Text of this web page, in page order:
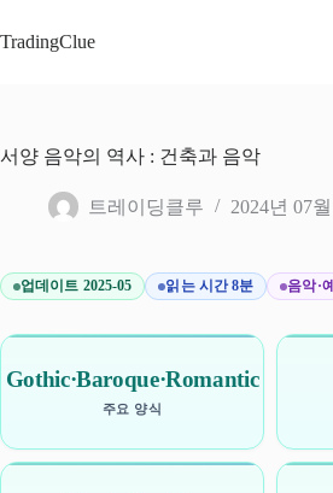
문
뛰
TradingClue
서양 음악의 역사 : 건축과 음악
트레이딩클루 2024년 07
업데이트 2025-05 읽는 시간 8분 음악·
Gothic·Baroque·Romantic
주요 양식